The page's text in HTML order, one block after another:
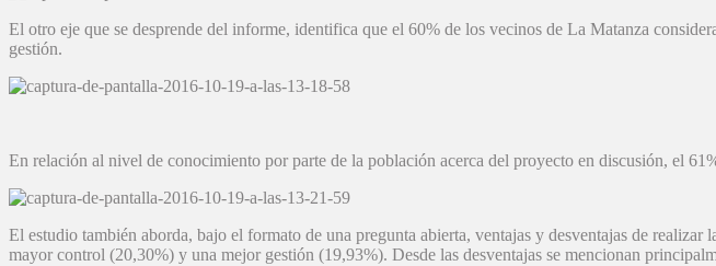
El otro eje que se desprende del informe, identifica que el 60% de los vecinos de La Matanza
gestión.
En relación al nivel de conocimiento por parte de la población acerca del proyecto en discusión, el
El estudio también aborda, bajo el formato de una pregunta abierta, ventajas y desventajas de
mayor control (20,30%) y una mejor gestión (19,93%). Desde las desventajas se mencionan